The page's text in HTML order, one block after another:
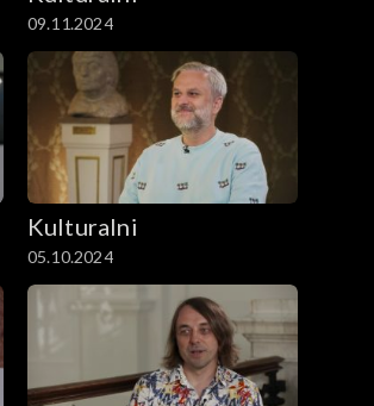
09.11.2024
Kulturalni
05.10.2024